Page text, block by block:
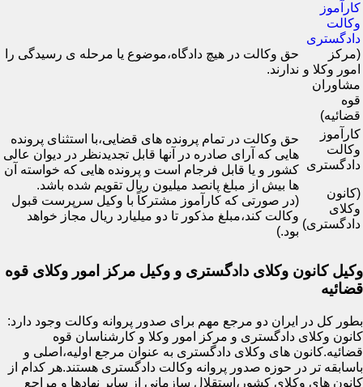
کارآموز
وکالت
دادگستری
(مرکز
امور وکلا و
مشاوران
قوه
قضائیه)
حق وکالت در هیچ دادگاه،موضوع یا مرحله ی رسیدگی را
ندارند.
کارآموز
وکالت
دادگستری
(کانون
وکلای
دادگستری)
حق وکالت در تمام پرونده های قضایی،با استثنای پرونده
هایی که آرای صادره در آنها قابل تجدیدنظر در دیوان عالی
کشور و یا قابل فرجام است و پرونده هایی که خواسته آن
ها بیش از مبلغ پانصد میلیون ریال تقویم شده باشد.
(در صورتی که کارآموز مشترکاً با وکیل سرپرست قبول
وکالت کند،مبلغ مذکور تا دو میلیارد ریال مجاز خواهد
بود.)
وکیل کانون وکلای دادگستری و وکیل مرکز امور وکلای قوه
قضائیه
بطور کل در ایران دو مرجع مهم برای صدور پروانه وکالت وجود دارد:
کانون وکلای دادگستری و مرکز امور وکلا و کارشناسان قوه
قضائیه.کانون های وکلای دادگستری به عنوان مرجع اولیه،اصلی و
باسابقه تر در حوزه صدور پروانه وکالت دادگستری هستند.هر کدام از
کانون های وکلای کشور،استقلال سازمانی از سایر نهادها و مراجع